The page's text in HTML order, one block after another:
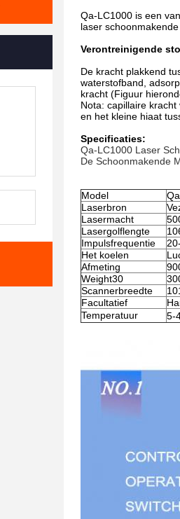
Qa-LC1000 is een
laser
Verontreinigende
De kracht plakkend
waterstofband,
kracht (Figuur
Nota: capillaire
en het kleine hiaat
Specificaties:
Qa-LC1000 Laser
De Schoonmakende
Model
Laserbron
Lasermacht
Lasergolflengte
Impulsfrequentie
Het koelen
Afmeting
Weight30
Scannerbreedte
Facultatief
Temperatuur
5-